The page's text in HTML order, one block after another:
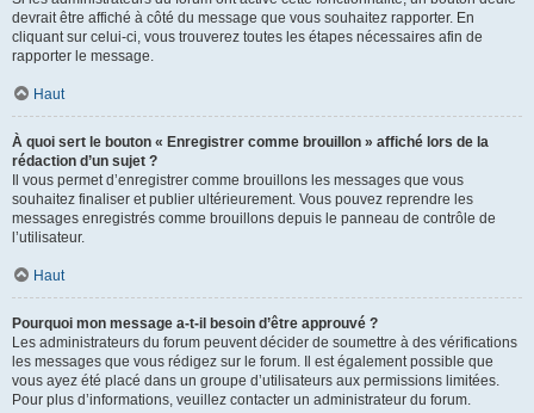
devrait être affiché à côté du message que vous souhaitez rapporter. En
cliquant sur celui-ci, vous trouverez toutes les étapes nécessaires afin de
rapporter le message.
Haut
À quoi sert le bouton « Enregistrer comme brouillon » affiché lors de la
rédaction d’un sujet ?
Il vous permet d’enregistrer comme brouillons les messages que vous
souhaitez finaliser et publier ultérieurement. Vous pouvez reprendre les
messages enregistrés comme brouillons depuis le panneau de contrôle de
l’utilisateur.
Haut
Pourquoi mon message a-t-il besoin d’être approuvé ?
Les administrateurs du forum peuvent décider de soumettre à des vérifications
les messages que vous rédigez sur le forum. Il est également possible que
vous ayez été placé dans un groupe d’utilisateurs aux permissions limitées.
Pour plus d’informations, veuillez contacter un administrateur du forum.